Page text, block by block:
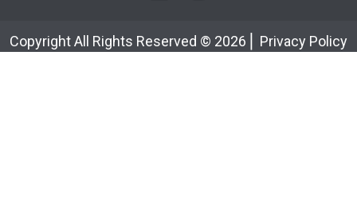
Copyright All Rights Reserved © 2026 Privacy Policy